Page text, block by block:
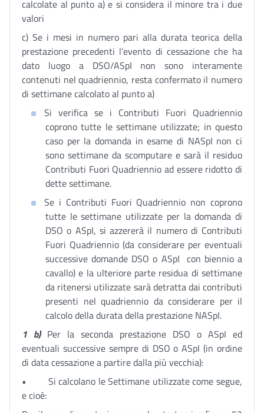
calcolate al punto a) e si considera il minore tra i due
valori
c) Se i mesi in numero pari alla durata teorica della
prestazione precedenti l’evento di cessazione che ha
dato luogo a DSO/ASpI non sono interamente
contenuti nel quadriennio, resta confermato il numero
di settimane calcolato al punto a)
Si verifica se i Contributi Fuori Quadriennio
coprono tutte le settimane utilizzate; in questo
caso per la domanda in esame di NASpI non ci
sono settimane da scomputare e sarà il residuo
Contributi Fuori Quadriennio ad essere ridotto di
dette settimane.
Se i Contributi Fuori Quadriennio non coprono
tutte le settimane utilizzate per la domanda di
DSO o ASpI, si azzererà il numero di Contributi
Fuori Quadriennio (da considerare per eventuali
successive domande DSO o ASpI con biennio a
cavallo) e la ulteriore parte residua di settimane
da ritenersi utilizzate sarà detratta dai contributi
presenti nel quadriennio da considerare per il
calcolo della durata della prestazione NASpI.
1 b)Per la seconda prestazione DSO o ASpI ed
eventuali successive sempre di DSO o ASpI (in ordine
di data cessazione a partire dalla più vecchia):
• Si calcolano le Settimane utilizzate come segue,
e cioè: